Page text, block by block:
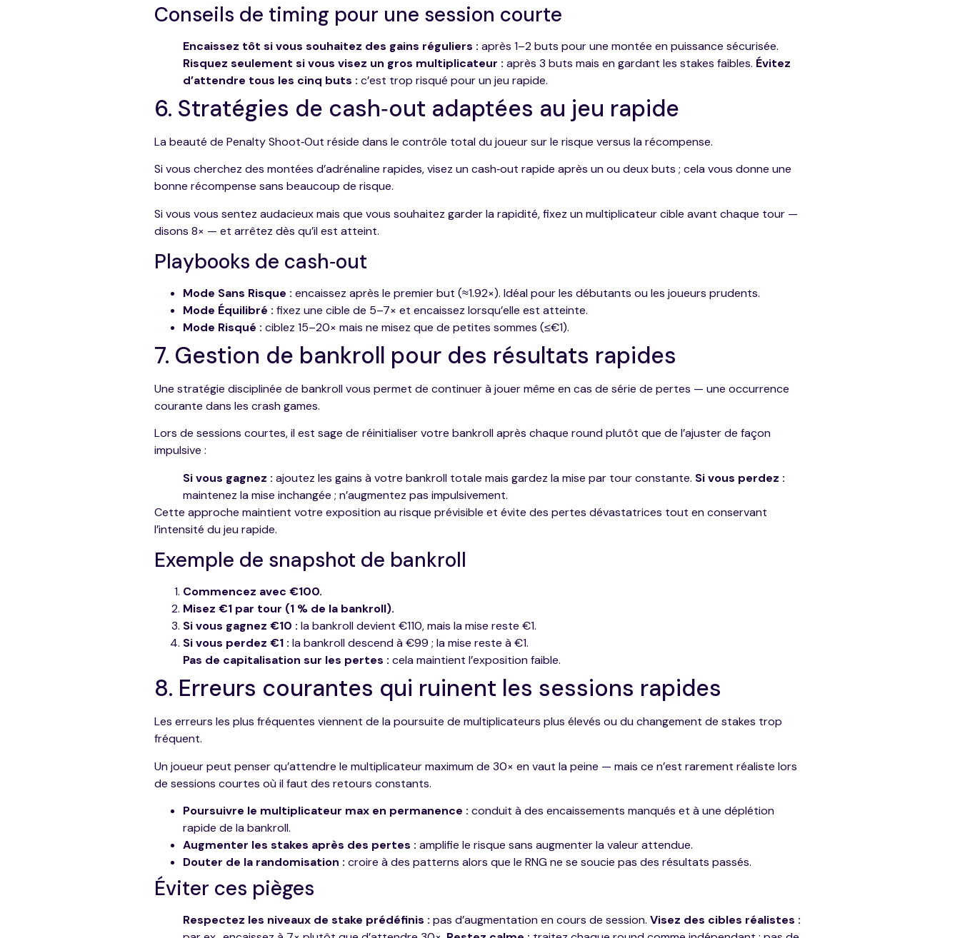
Conseils de timing pour une session courte
Encaissez tôt si vous souhaitez des gains réguliers : après 1–2 buts pour une montée en puissance sécurisée.
Risquez seulement si vous visez un gros multiplicateur : après 3 buts mais en gardant les stakes faibles. Évitez
d’attendre tous les cinq buts : c’est trop risqué pour un jeu rapide.
6. Stratégies de cash‑out adaptées au jeu rapide
La beauté de Penalty Shoot‑Out réside dans le contrôle total du joueur sur le risque versus la récompense.
Si vous cherchez des montées d’adrénaline rapides, visez un cash‑out rapide après un ou deux buts ; cela vous donne une
bonne récompense sans beaucoup de risque.
Si vous vous sentez audacieux mais que vous souhaitez garder la rapidité, fixez un multiplicateur cible avant chaque tour —
disons 8× — et arrêtez dès qu’il est atteint.
Playbooks de cash‑out
Mode Sans Risque : encaissez après le premier but (≈1.92×). Idéal pour les débutants ou les joueurs prudents.
Mode Équilibré : fixez une cible de 5–7× et encaissez lorsqu’elle est atteinte.
Mode Risqué : ciblez 15–20× mais ne misez que de petites sommes (≤€1).
7. Gestion de bankroll pour des résultats rapides
Une stratégie disciplinée de bankroll vous permet de continuer à jouer même en cas de série de pertes — une occurrence
courante dans les crash games.
Lors de sessions courtes, il est sage de réinitialiser votre bankroll après chaque round plutôt que de l’ajuster de façon
impulsive :
Si vous gagnez : ajoutez les gains à votre bankroll totale mais gardez la mise par tour constante. Si vous perdez :
maintenez la mise inchangée ; n’augmentez pas impulsivement.
Cette approche maintient votre exposition au risque prévisible et évite des pertes dévastatrices tout en conservant
l’intensité du jeu rapide.
Exemple de snapshot de bankroll
Commencez avec €100.
Misez €1 par tour (1 % de la bankroll).
Si vous gagnez €10 : la bankroll devient €110, mais la mise reste €1.
Si vous perdez €1 : la bankroll descend à €99 ; la mise reste à €1.
Pas de capitalisation sur les pertes : cela maintient l’exposition faible.
8. Erreurs courantes qui ruinent les sessions rapides
Les erreurs les plus fréquentes viennent de la poursuite de multiplicateurs plus élevés ou du changement de stakes trop
fréquent.
Un joueur peut penser qu’attendre le multiplicateur maximum de 30× en vaut la peine — mais ce n’est rarement réaliste lors
de sessions courtes où il faut des retours constants.
Poursuivre le multiplicateur max en permanence : conduit à des encaissements manqués et à une déplétion
rapide de la bankroll.
Augmenter les stakes après des pertes : amplifie le risque sans augmenter la valeur attendue.
Douter de la randomisation : croire à des patterns alors que le RNG ne se soucie pas des résultats passés.
Éviter ces pièges
Respectez les niveaux de stake prédéfinis : pas d’augmentation en cours de session. Visez des cibles réalistes :